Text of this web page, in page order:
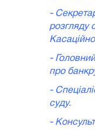
-
розгляду
-
про
-
суду.
-